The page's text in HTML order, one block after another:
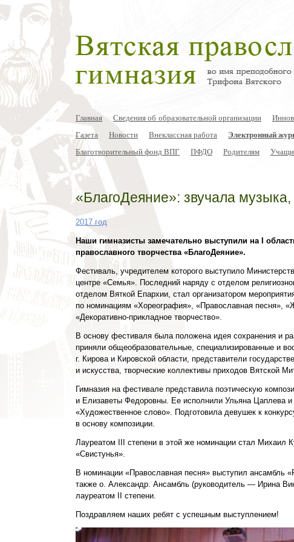
Главная Сведения об образовательной организации
Газета
Новости Внеклассная работа Электронный
Благотворительный фонд ВПГ
ПФДО Родителям
«БлагоДеяние»: звучала
2017 год
Наши гимназисты замечательно выступили на
I
православного творчества «БлагоДеяние».
Фестиваль, учредителем которого выступило
центре «Семья». Последний наряду с отделом
отделом Вяткой Епархии, стал организатором
по номинациям «Хореография», «Православная песня»,
«Декоративно-прикладное творчество».
В основу фестиваля была положена идея сохранения и
приняли общеобразовательные, специализированные и
г. Кирова и Кировской области, представители
и искусства, творческие коллективы приходов Вятской
Гимназия на фестивале представила поэтическую
и Елизаветы Федоровны. Ее исполнили Ульяна Цаплева
«Художественное слово». Подготовила девушек к
в основу композиции.
Лауреатом III степени в этой же номинации стал Михаил
«Свистунья».
В номинации «Православная песня» выступил ансамбль
также о. Александр. Ансамбль (руководитель — Ирина
лауреатом II степени.
Поздравляем наших ребят с успешным выступлением!